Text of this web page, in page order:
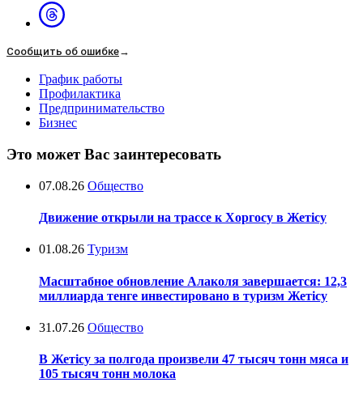
Сообщить об ошибке→
График работы
Профилактика
Предпринимательство
Бизнес
Это может Вас заинтересовать
07.08.26 Общество
Движение открыли на трассе к Хоргосу в Жетісу
01.08.26 Туризм
Масштабное обновление Алаколя завершается: 12,3
миллиарда тенге инвестировано в туризм Жетісу
31.07.26 Общество
В Жетісу за полгода произвели 47 тысяч тонн мяса и
105 тысяч тонн молока